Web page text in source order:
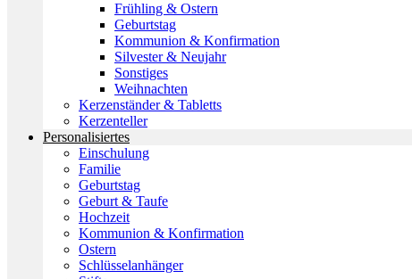
Frühling & Ostern
Geburtstag
Kommunion & Konfirmation
Silvester & Neujahr
Sonstiges
Weihnachten
Kerzenständer & Tabletts
Kerzenteller
Personalisiertes
Einschulung
Familie
Geburtstag
Geburt & Taufe
Hochzeit
Kommunion & Konfirmation
Ostern
Schlüsselanhänger